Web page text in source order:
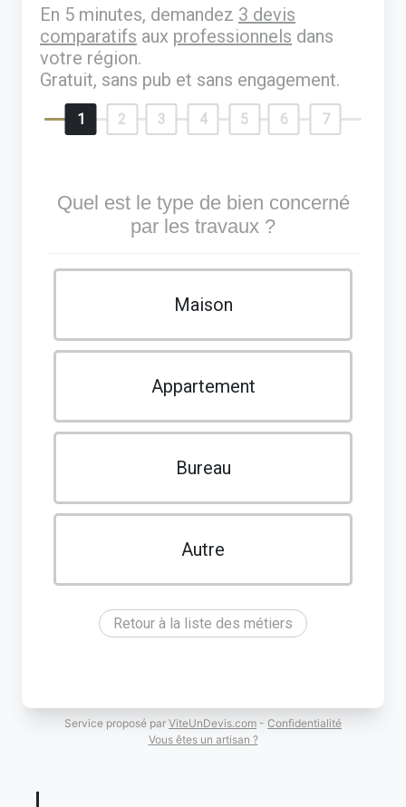
En 5 minutes, demandez 3 devis
comparatifs aux professionnels dans
votre région.
Gratuit, sans pub et sans engagement.
1 2 3 4 5 6 7
Quel est le type de bien concerné
par les travaux ?
Maison
Appartement
Bureau
Autre
Retour à la liste des métiers
Service proposé par ViteUnDevis.com - Confidentialité
Vous êtes un artisan ?